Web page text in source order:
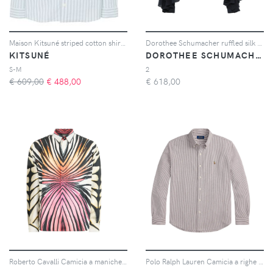
KITSUNÉ
S-M
€ 609,00 € 488,00
DOROTHEE SCHUMACHER
2
€ 618,00